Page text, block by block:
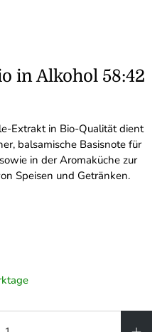
in Alkohol 58:42
Extrakt in Bio-Qualität dient
balsamische Basisnote für
in der Aromaküche zur
Speisen und Getränken.